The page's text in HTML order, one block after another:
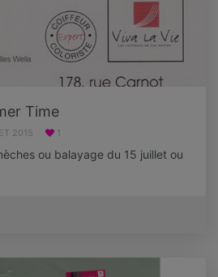
Time
2015 1
ou balayage du 15 juillet ou